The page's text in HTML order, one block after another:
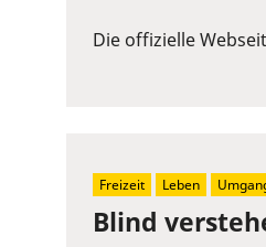
Die offizielle
Blind
Freizeit Leben